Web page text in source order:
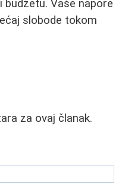
Vaše napore
slobode tokom
za ovaj članak.